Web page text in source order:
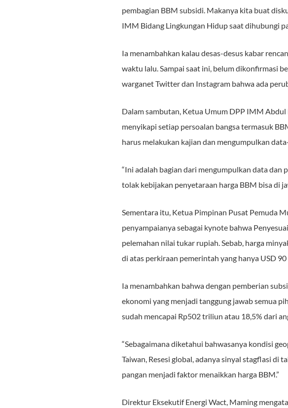
pembagian BBM subsidi. Makanya kita buat
IMM Bidang Lingkungan Hidup saat dihubungi
Ia menambahkan kalau desas-desus kabar
waktu lalu. Sampai saat ini, belum dikonfirmasi
warganet Twitter dan Instagram bahwa ada
Dalam sambutan, Ketua Umum DPP IMM
menyikapi setiap persoalan bangsa termasuk
harus melakukan kajian dan mengumpulkan
“Ini adalah bagian dari mengumpulkan data dan
tolak kebijakan penyetaraan harga BBM bisa di
Sementara itu, Ketua Pimpinan Pusat Pemuda
penyampaianya sebagai kynote bahwa
pelemahan nilai tukar rupiah. Sebab, harga
di atas perkiraan pemerintah yang hanya USD
Ia menambahkan bahwa dengan pemberian
ekonomi yang menjadi tanggung jawab semua
sudah mencapai Rp502 triliun atau 18,5% dari
“Sebagaimana diketahui bahwasanya kondisi
Taiwan, Resesi global, adanya sinyal stagflasi di
pangan menjadi faktor menaikkan harga BBM.”
Direktur Eksekutif Energi Wact, Maming